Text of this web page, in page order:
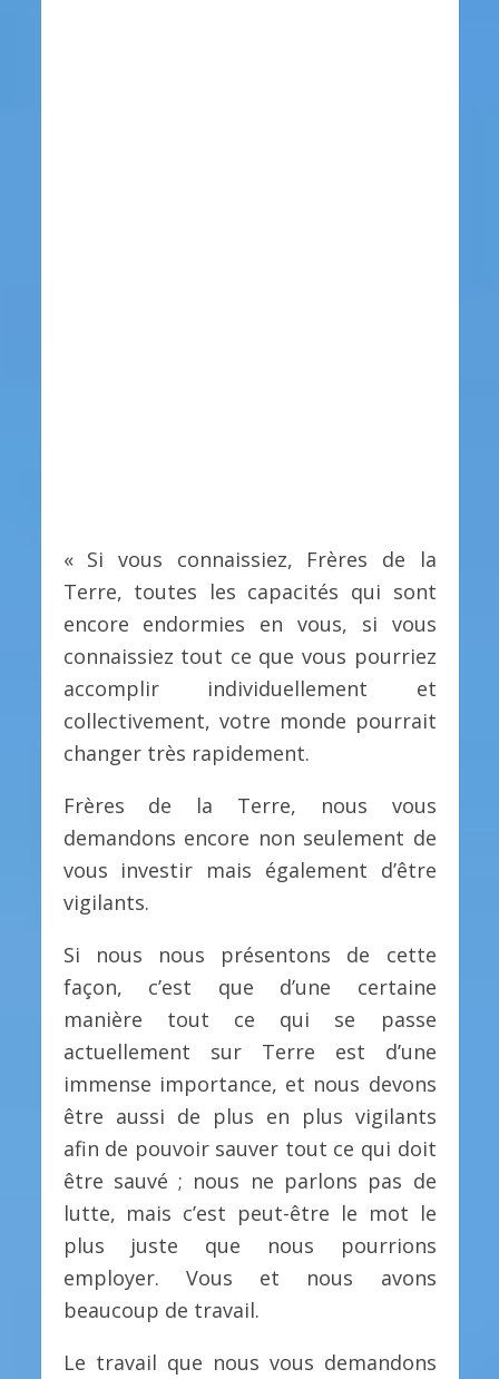
« Si vous connaissiez, Frères de la
Terre, toutes les capacités qui sont
encore endormies en vous, si vous
connaissiez tout ce que vous pourriez
accomplir individuellement et
collectivement, votre monde pourrait
changer très rapidement.
Frères de la Terre, nous vous
demandons encore non seulement de
vous investir mais également d’être
vigilants.
Si nous nous présentons de cette
façon, c’est que d’une certaine
manière tout ce qui se passe
actuellement sur Terre est d’une
immense importance, et nous devons
être aussi de plus en plus vigilants
afin de pouvoir sauver tout ce qui doit
être sauvé ; nous ne parlons pas de
lutte, mais c’est peut-être le mot le
plus juste que nous pourrions
employer. Vous et nous avons
beaucoup de travail.
Le travail que nous vous demandons